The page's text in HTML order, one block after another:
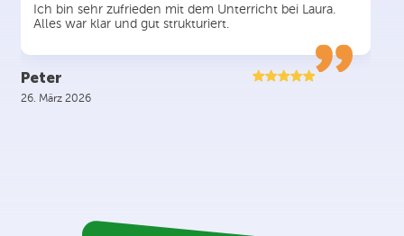
Ich bin sehr zufrieden mit dem Unterricht bei Laura.
Alles war klar und gut strukturiert.
Peter
26. März 2026